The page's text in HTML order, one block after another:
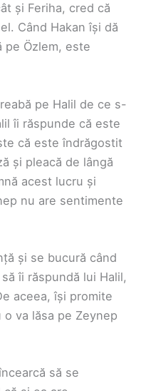
și Feriha, cred că
Când Hakan își dă
pe Özlem, este
pe Halil de ce s-
îi răspunde că este
că este îndrăgostit
și pleacă de lângă
acest lucru și
nu are sentimente
și se bucură când
îi răspundă lui Halil,
aceea, își promite
va lăsa pe Zeynep
să se